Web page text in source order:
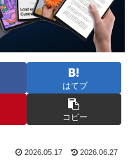
はてブ
コピー
2026.05.17 2026.06.27